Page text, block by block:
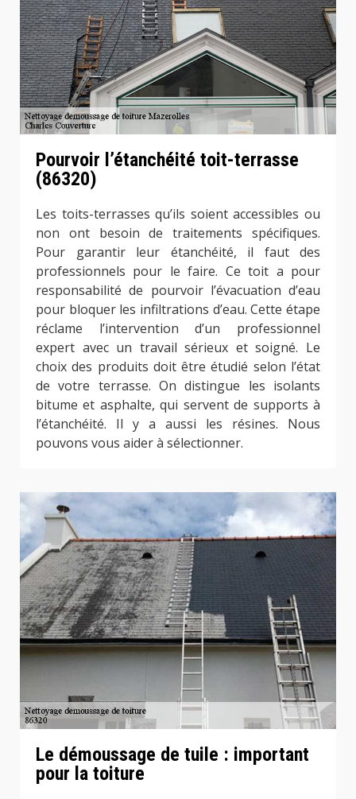
Pourvoir l’étanchéité toit-terrasse
(86320)
Les toits-terrasses qu’ils soient accessibles ou
non ont besoin de traitements spécifiques.
Pour garantir leur étanchéité, il faut des
professionnels pour le faire. Ce toit a pour
responsabilité de pourvoir l’évacuation d’eau
pour bloquer les infiltrations d’eau. Cette étape
réclame l’intervention d’un professionnel
expert avec un travail sérieux et soigné. Le
choix des produits doit être étudié selon l’état
de votre terrasse. On distingue les isolants
bitume et asphalte, qui servent de supports à
l’étanchéité. Il y a aussi les résines. Nous
pouvons vous aider à sélectionner.
Le démoussage de tuile : important
pour la toiture